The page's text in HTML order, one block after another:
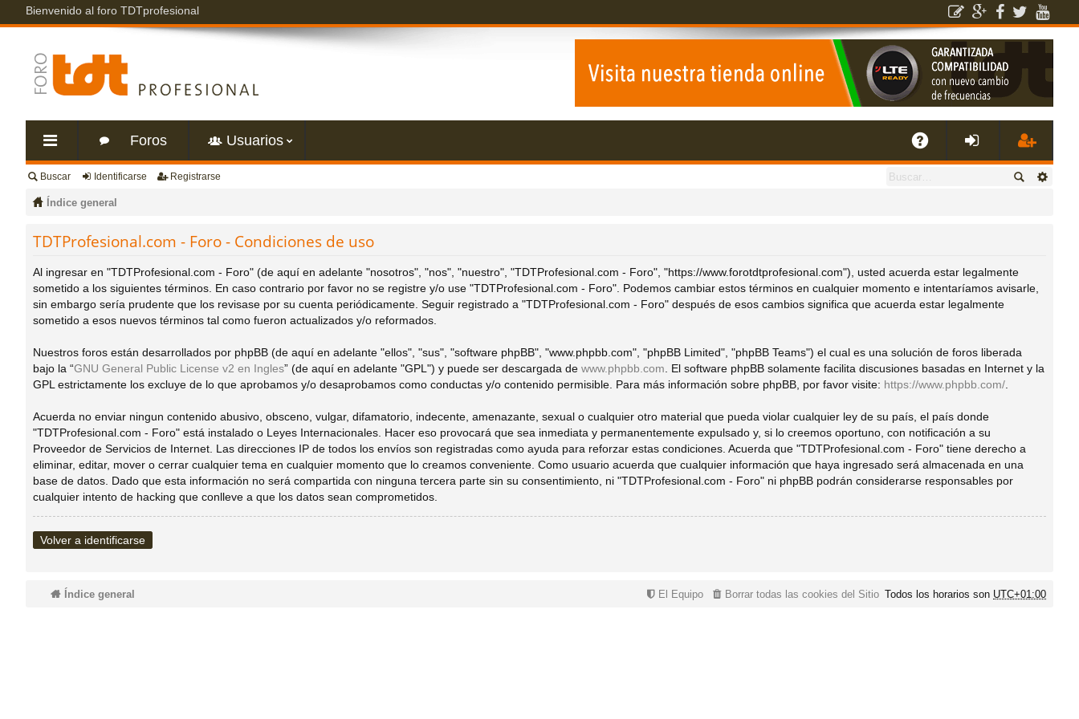
Bienvenido al foro TDTprofesional
nl
rá
do
s
Foros Usuarios
A
ar
eg
Buscar Identificarse Registrarse
Índice general
TDTProfesional.com - Foro - Condiciones de uso
Al ingresar en "TDTProfesional.com - Foro" (de aquí en adelante "nosotros", "nos", "nuestro", "TDTProfesional.com - Foro", "https://www.forotdtprofesional.com"), usted acuerda estar legalmente
sometido a los siguientes términos. En caso contrario por favor no se registre y/o use "TDTProfesional.com - Foro". Podemos cambiar estos términos en cualquier momento e intentaríamos avisarle,
sin embargo sería prudente que los revisase por su cuenta periódicamente. Seguir registrado a "TDTProfesional.com - Foro" después de esos cambios significa que acuerda estar legalmente
sometido a esos nuevos términos tal como fueron actualizados y/o reformados.
Nuestros foros están desarrollados por phpBB (de aquí en adelante "ellos", "sus", "software phpBB", "www.phpbb.com", "phpBB Limited", "phpBB Teams") el cual es una solución de foros liberada
bajo la “GNU General Public License v2 en Ingles” (de aquí en adelante "GPL") y puede ser descargada de www.phpbb.com . El software phpBB solamente facilita discusiones basadas en Internet y la
GPL estrictamente los excluye de lo que aprobamos y/o desaprobamos como conductas y/o contenido permisible. Para más información sobre phpBB, por favor visite: https://www.phpbb.com/
Acuerda no enviar ningun contenido abusivo, obsceno, vulgar, difamatorio, indecente, amenazante, sexual o cualquier otro material que pueda violar cualquier ley de su país, el país donde
"TDTProfesional.com - Foro" está instalado o Leyes Internacionales. Hacer eso provocará que sea inmediata y permanentemente expulsado y, si lo creemos oportuno, con notificación a su
Proveedor de Servicios de Internet. Las direcciones IP de todos los envíos son registradas como ayuda para reforzar estas condiciones. Acuerda que "TDTProfesional.com - Foro" tiene derecho a
eliminar, editar, mover o cerrar cualquier tema en cualquier momento que lo creamos conveniente. Como usuario acuerda que cualquier información que haya ingresado será almacenada en una
base de datos. Dado que esta información no será compartida con ninguna tercera parte sin su consentimiento, ni "TDTProfesional.com - Foro" ni phpBB podrán considerarse responsables por
cualquier intento de hacking que conlleve a que los datos sean comprometidos.
Volver a identificarse
Índice general Todos los horarios son UTC+01:00
Borrar todas las cookies del Sitio
El Equipo